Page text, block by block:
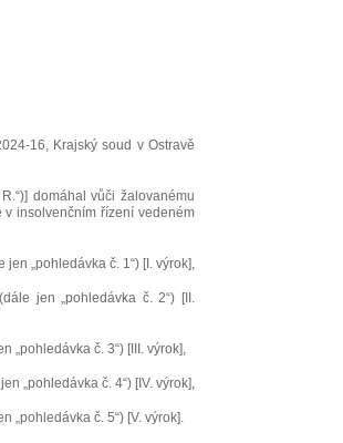
16, Krajský soud v Ostravě
domáhal vůči žalovanému
v insolvenčním řízení vedeném
„pohledávka č. 1“) [I. výrok],
jen „pohledávka č. 2“) [II.
„pohledávka č. 3“) [III. výrok],
„pohledávka č. 4“) [IV. výrok],
„pohledávka č. 5“) [V. výrok].